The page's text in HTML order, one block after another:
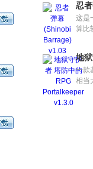
时你
版) 忍
这是
算比
式以
1.2.10 地
一款
相当
波又